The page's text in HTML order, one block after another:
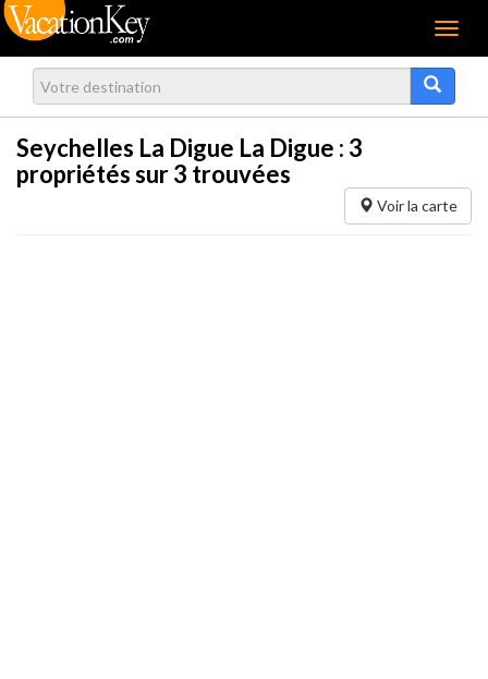
Menu
Seychelles La Digue La Digue : 3
propriétés sur 3 trouvées
Voir la carte